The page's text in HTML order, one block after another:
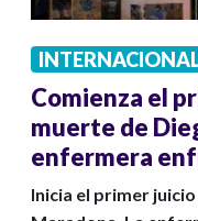
Comienza el
muerte de
enfermera
Inicia el primer